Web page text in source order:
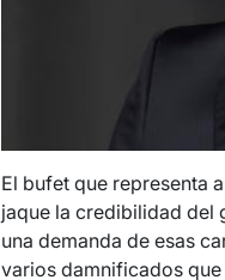
El bufet que representa
jaque la credibilidad del
una demanda de esas
varios damnificados